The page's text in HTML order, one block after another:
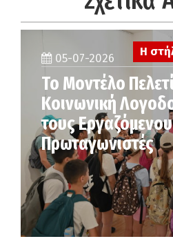
Η
05-07-2026
Το Μοντέλο
Κοινωνική
τους
Πρωταγωνιστές